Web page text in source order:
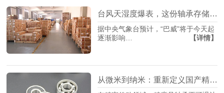
台风天湿度爆表，这份轴承存储指南请收藏
据中央气象台预计，“巴威”将于今天起
逐渐影响…
【详情】
从微米到纳米：重新定义国产精密轴承制造